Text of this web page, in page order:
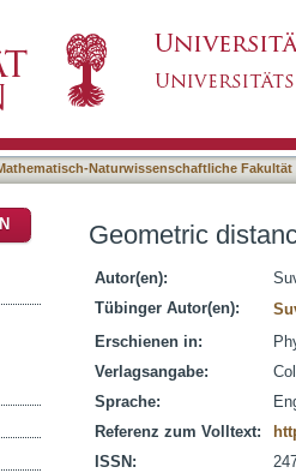
Naturwissenschaftliche Fakultät
Geometric
Autor(en):
Tübinger Autor(en):
Erschienen in:
Verlagsangabe:
Sprache:
Referenz zum Volltext:
ISSN: